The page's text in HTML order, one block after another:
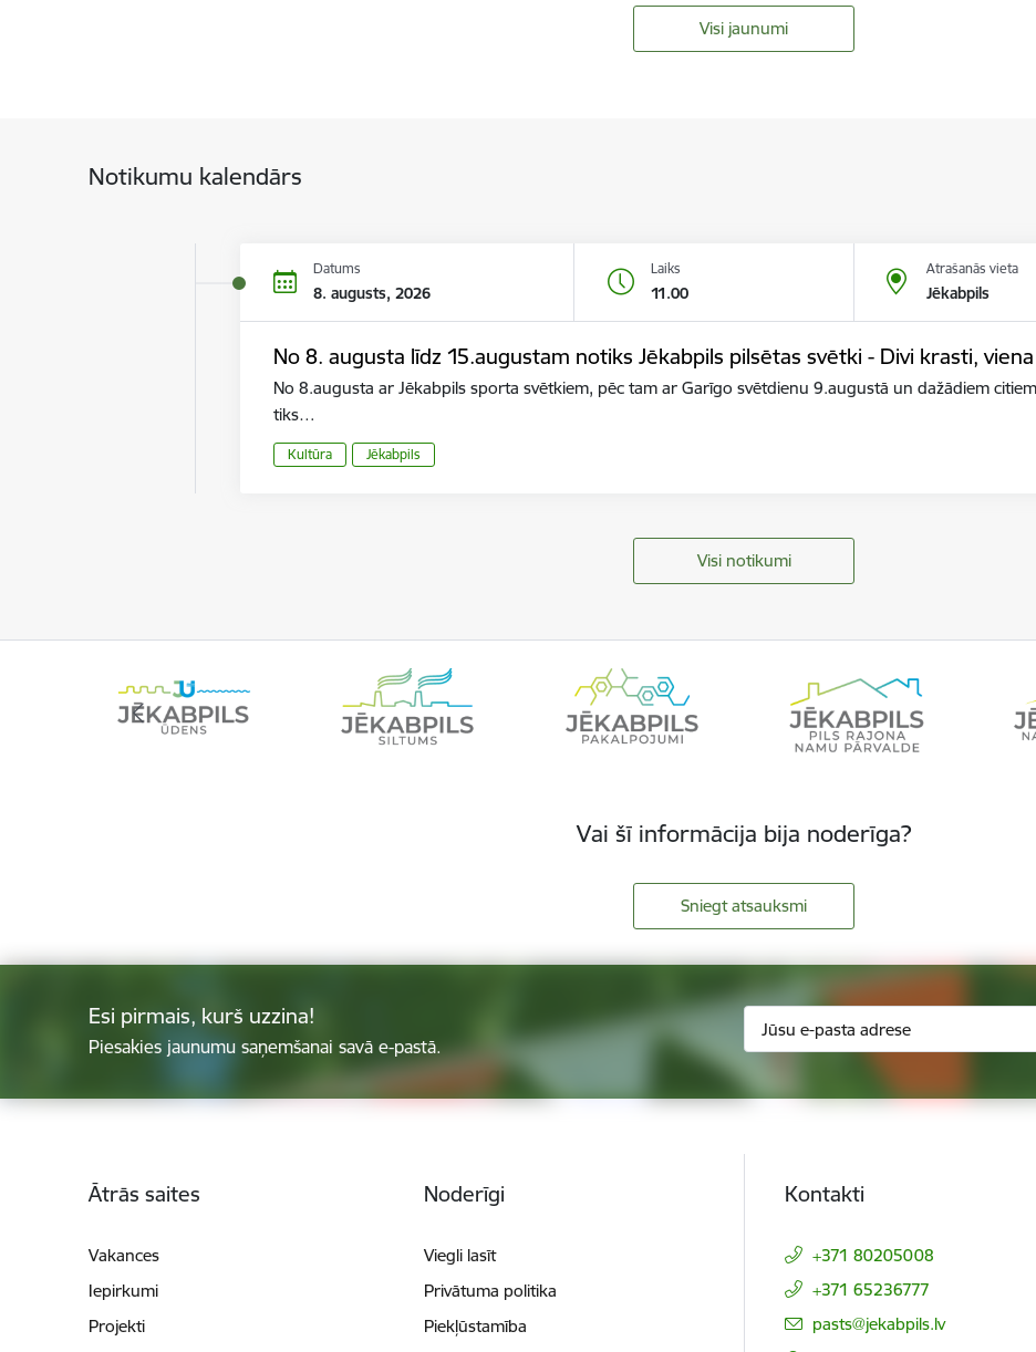
Visi jaunumi
Notikumu kalendārs
Datums
8. augusts, 2026
Laiks
11.00
Atrašanās vieta
Jēkabpils
No 8. augusta līdz 15.augustam notiks Jēkabpils pilsētas svētki - Divi krasti,
No 8.augusta ar Jēkabpils sporta svētkiem, pēc tam ar Garīgo svētdienu 9.augustā un dažādiem
tiks…
Kultūra Jēkabpils
Visi notikumi
Vai šī informācija bija noderīga?
Sniegt atsauksmi
Esi pirmais, kurš uzzina!
Piesakies jaunumu saņemšanai savā e-pastā.
Ātrās saites
Vakances
Iepirkumi
Projekti
Noderīgi
Viegli lasīt
Privātuma politika
Piekļūstamība
Kontakti
+371 80205008
+371 65236777
E-pasts:
pasts@jekabpils.lv